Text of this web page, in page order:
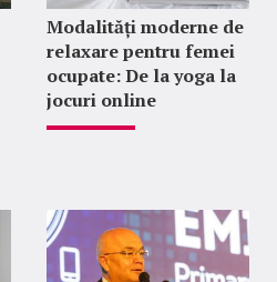
Modalități moderne de
relaxare pentru femei
ocupate: De la yoga la
jocuri online